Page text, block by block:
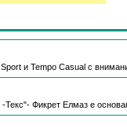
и Tempo Casual с
Фикрет Елмаз е